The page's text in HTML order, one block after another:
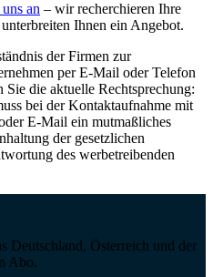
an – wir recherchieren Ihre
Ihnen ein Angebot.
der Firmen zur
per E-Mail oder Telefon
die aktuelle Rechtsprechung:
bei der Kontaktaufnahme mit
E-Mail ein mutmaßliches
der gesetzlichen
des werbetreibenden
Deutschland, Österreich und der
Abo.